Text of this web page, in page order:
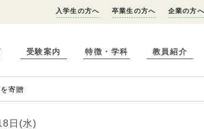
入学生の方へ 卒業生の方へ 企業の方
受験案内 特徴・学科 教員紹介
寄贈
日(水)